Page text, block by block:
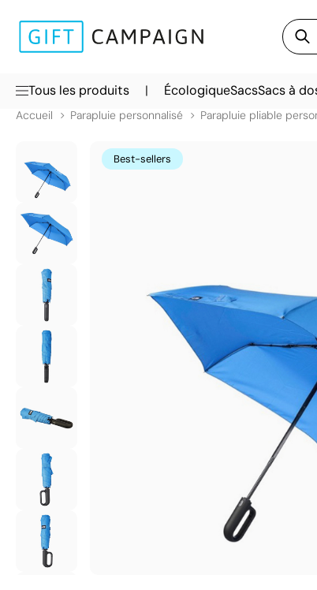
Tous les produits | ÉcologiqueSacsSacs à
Accueil Parapluie personnalisé Parapluie pliable
Best-sellers